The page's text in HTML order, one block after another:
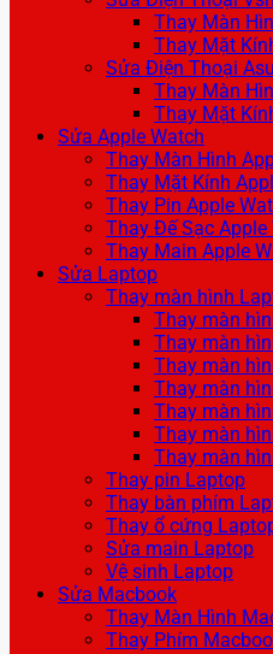
Thay Màn
Thay Mặt
Sửa Điện Thoại
Thay Màn
Thay Mặt
Sửa Apple Watch
Thay Màn Hình
Thay Mặt Kính
Thay Pin Apple
Thay Đế Sạc Apple
Thay Main Apple
Sửa Laptop
Thay màn hình
Thay màn
Thay màn
Thay màn
Thay màn
Thay màn
Thay màn
Thay màn
Thay pin Laptop
Thay bàn phím
Thay ổ cứng
Sửa main Laptop
Vệ sinh Laptop
Sửa Macbook
Thay Màn Hình
Thay Phím